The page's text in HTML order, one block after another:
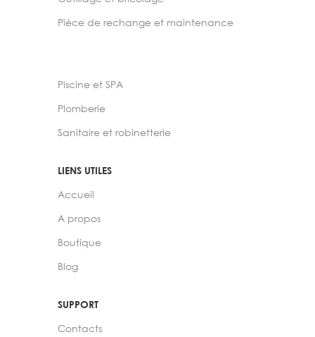
Pièce de rechange et maintenance
Piscine et SPA
Plomberie
Sanitaire et robinetterie
LIENS UTILES
Accueil
A propos
Boutique
Blog
SUPPORT
Contacts